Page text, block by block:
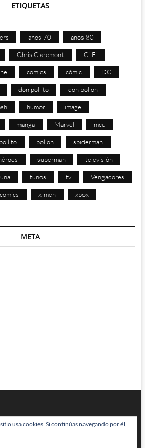
ETIQUETAS
años 70 años 80
Chris Claremont Ci-Fi
comics cómic DC
don pollito don pollon
humor image
manga Marvel mcu
pollito pollon spiderman
superman televisión
tunos tv Vengadores
x-men xbox
META
usa cookies. Si continúas navegando por él,